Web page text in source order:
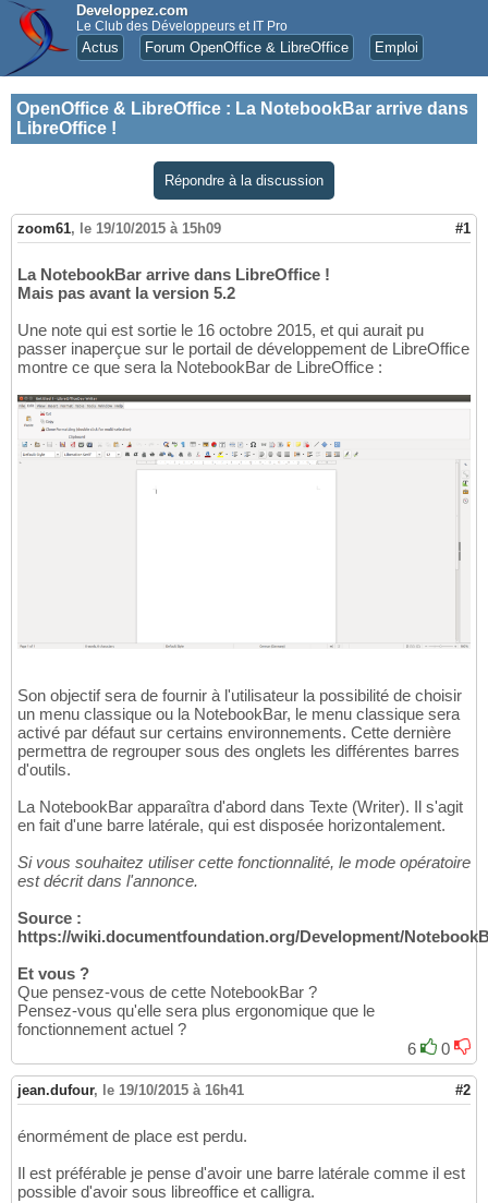
Developpez.com
Le Club des Développeurs et IT Pro
Actus Forum OpenOffice & LibreOffice Emploi
OpenOffice & LibreOffice : La NotebookBar arrive dans
LibreOffice !
Répondre à la discussion
zoom61, le 19/10/2015 à 15h09 #1
La NotebookBar arrive dans LibreOffice !
Mais pas avant la version 5.2
Une note qui est sortie le 16 octobre 2015, et qui aurait pu
passer inaperçue sur le portail de développement de LibreOffice
montre ce que sera la NotebookBar de LibreOffice :
Son objectif sera de fournir à l'utilisateur la possibilité de choisir
un menu classique ou la NotebookBar, le menu classique sera
activé par défaut sur certains environnements. Cette dernière
permettra de regrouper sous des onglets les différentes barres
d'outils.
La NotebookBar apparaîtra d'abord dans Texte (Writer). Il s'agit
en fait d'une barre latérale, qui est disposée horizontalement.
Si vous souhaitez utiliser cette fonctionnalité, le mode opératoire
est décrit dans l'annonce.
Source :
https://wiki.documentfoundation.org/Development/
Et vous ?
Que pensez-vous de cette NotebookBar ?
Pensez-vous qu'elle sera plus ergonomique que le
fonctionnement actuel ?
6
0
jean.dufour, le 19/10/2015 à 16h41 #2
énormément de place est perdu.
Il est préférable je pense d'avoir une barre latérale comme il est
possible d'avoir sous libreoffice et calligra.